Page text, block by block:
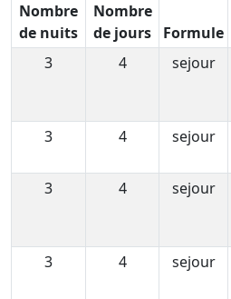
Nombre
de nuits
Nombre
de jours
Formule
3
4 sejour
3
4 sejour
3
4 sejour
3
4 sejour